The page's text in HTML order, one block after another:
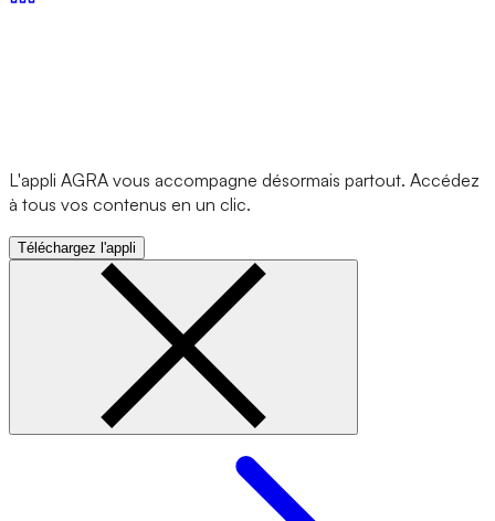
L'appli AGRA vous accompagne désormais partout. Accédez
à tous vos contenus en un clic.
Téléchargez l'appli